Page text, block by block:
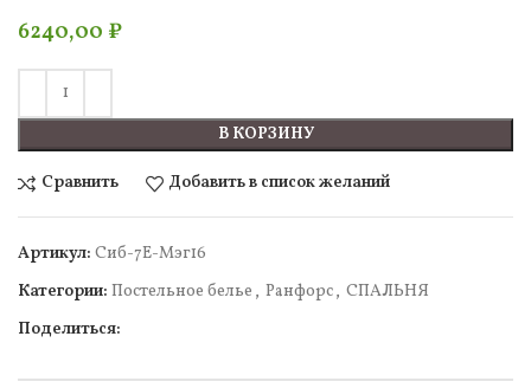
6240,00 ₽
В КОРЗИНУ
Сравнить Добавить в список желаний
Артикул: Cиб-7Е-Мэг16
Категории: Постельное белье , Ранфорс, СПАЛЬНЯ
Поделиться: